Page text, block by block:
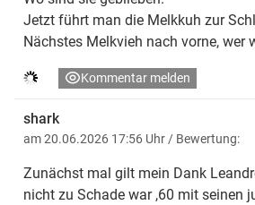
Jetzt führt man die Melkkuh zur
Nächstes Melkvieh nach vorne, wer
Kommentar melden
shark
am 20.06.2026 17:56 Uhr/ Bewertung:
Zunächst mal gilt mein Dank
nicht zu Schade war ,60 mit seinen